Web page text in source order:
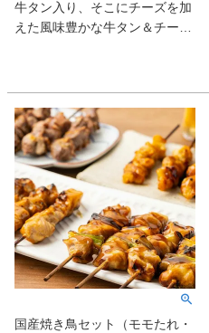
牛タン入り、そこにチーズを加
えた風味豊かな牛タン＆チーズ
国産焼き鳥セット（モモたれ・